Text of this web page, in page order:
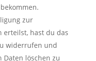
zur
erteilst, hast du das
widerrufen und
Daten löschen zu